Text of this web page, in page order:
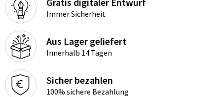
Immer Sicherheit
Aus Lager geliefert
Innerhalb 14 Tagen
Sicher bezahlen
100% sichere Bezahlung